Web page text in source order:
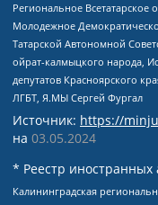
Региональное Всетатарское
Молодежное
Татарской Автономной
ойрат-калмыцкого народа,
депутатов Красноярского
ЛГБТ, Я.МЫ Сергей Фургал
Источник: https://
на 03.05.2024
* Реестр иностранных
Калининградская региональная общественная организация "Экозащита!-Женсовет", Фонд содействия защите прав и свобод граждан "Общественный вердикт", Фонд "Институт Развития Свободы Информации", Частное учреждение "Информационное агентство МЕМО. РУ", Региональная общественная организация "Общественная комиссия по сохранению наследия академика Сахарова", Фонд поддержки свободы прессы, Санкт-Петербургская общественная правозащитная организация "Гражданский контроль", Межрегиональная общественная организация "Информационно-просветительский центр "Мемориал", Региональный Фонд "Центр Защиты Прав Средств Массовой Информации", с 05.12.2023 Фонд "Центр Защиты Прав Средств массовой информации", Региональная общественная благотворительная организация помощи беженцам и мигрантам "Гражданское содействие", Негосударственное образовательное учреждение дополнительного профессионального образования (повышение квалификации) специалистов "АКАДЕМИЯ ПО ПРАВАМ ЧЕЛОВЕКА", Свердловская региональная общественная организация "Сутяжник", Автономная некоммерческая организация "Центр независимых социологических исследований", Союз общественных объединений "Российский исследовательский центр по правам человека", Региональное общественное учреждение научно-информационный центр "МЕМОРИАЛ", Некоммерческая организация "Фонд защиты гласности", Автономная некоммерческая организация "Институт прав человека", Городская общественная организация "Екатеринбургское общество "МЕМОРИАЛ", Городская общественная организация "Рязанское историко-просветительское и правозащитное общество "Мемориал" (Рязанский Мемориал), Челябинский региональный орган общественной самодеятельности – женское общественное объединение "Женщины Евразии", Челябинский региональный орган общественной самодеятельности "Уральская правозащитная группа", Фонд содействия защите здоровья и социальной справедливости имени Андрея Рылькова, Автономная Некоммерческая Организация "Аналитический Центр Юрия Левады", Автономная некоммерческая организация социальной поддержки населения "Проект Апрель", Региональная общественная организация помощи женщинам и детям, находящимся в кризисной ситуации "Информационно-методический центр "Анна", Фонд содействия развитию массовых коммуникаций и правовому просвещению "Так-так-Так", Фонд содействия устойчивому развитию "Серебряная тайга", Свердловский региональный общественный фонд социальных проектов "Новое время", "Idel.Реалии", Кавказ.Реалии, Крым.Реалии, Телеканал Настоящее Время, Татаро-башкирская служба Радио Свобода (Azatliq Radiosi), Радио Свободная Европа/Радио Свобода (PCE/PC), "Сибирь.Реалии", "Фактограф", Благотворительный фонд помощи осужденным и их семьям, Автономная некоммерческая организация "Институт глобализации и социальных движений", Фонд "В защиту прав заключенных", Частное учреждение "Центр поддержки и содействия развитию средств массовой информации", Пензенский региональный общественный благотворительный фонд "Гражданский союз", "Север.Реалии", Некоммерческая организация Фонд "Правовая инициатива", Общество с ограниченной ответственностью "Радио Свободная Европа/Радио Свобода", Чешское информационное агентство "MEDIUM-ORIENT", Красноярская региональная общественная организация "Мы против СПИДа", Камалягин Денис Николаевич, Маркелов Сергей Евгеньевич, Пономарев Лев Александрович, Савицкая Людмила Алексеевна, Автономная некоммерческая организация "Центр по работе с проблемой насилия "НАСИЛИЮ.НЕТ", Межрегиональный профессиональный союз работников здравоохранения "Альянс врачей", Юридическое лицо, зарегистрированное в Латвийской Республике, SIA "Medusa Project" (регистрационный номер 40103797863, дата регистрации 10.06.2014), Некоммерческая организация "Фонд по борьбе с коррупцией", Автономная некоммерческая организация "Институт права и публичной политики", Баданин Роман Сергеевич, Гликин Максим Александрович, Железнова Мария